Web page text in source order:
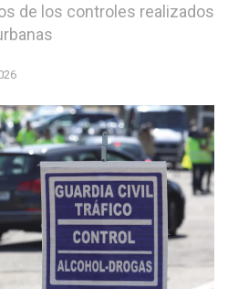
de los controles realizados